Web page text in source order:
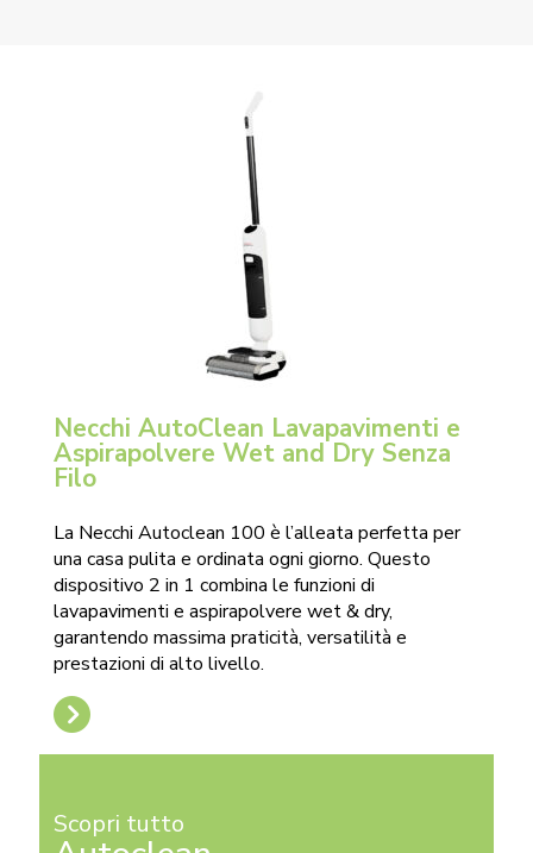
Necchi AutoClean Lavapavimenti e
Aspirapolvere Wet and Dry Senza
Filo
La Necchi Autoclean 100 è l’alleata perfetta per
una casa pulita e ordinata ogni giorno. Questo
dispositivo 2 in 1 combina le funzioni di
lavapavimenti e aspirapolvere wet & dry,
garantendo massima praticità, versatilità e
prestazioni di alto livello.
Scopri tutto